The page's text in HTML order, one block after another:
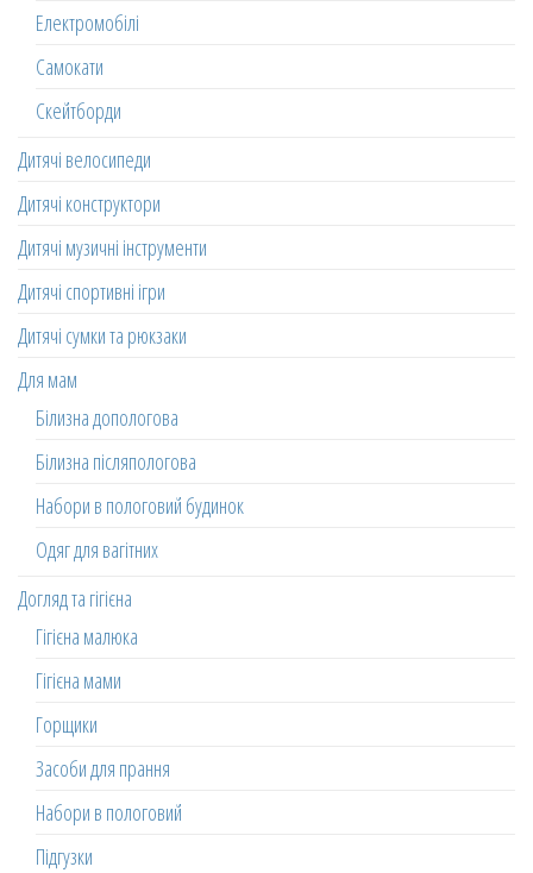
Електромобілі
Самокати
Скейтборди
Дитячі велосипеди
Дитячі конструктори
Дитячі музичні інструменти
Дитячі спортивні ігри
Дитячі сумки та рюкзаки
Для мам
Білизна допологова
Білизна післяпологова
Набори в пологовий будинок
Одяг для вагітних
Догляд та гігієна
Гігієна малюка
Гігієна мами
Горщики
Засоби для прання
Набори в пологовий
Підгузки